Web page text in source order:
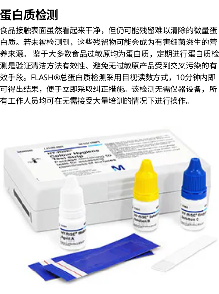
蛋白质检测
食品接触表面虽然看起来干净，但仍可能残留难以清除的微量蛋
白质。若未被检测到，这些残留物可能会成为有害细菌滋生的营
养来源。 鉴于大多数食品过敏原均为蛋白质，定期进行蛋白质检
测是验证清洁方法有效性、避免无过敏原产品受到交叉污染的有
效手段。FLASH®总蛋白质检测采用目视读数方式，10分钟内即
可得出结果，便于立即采取纠正措施。该检测无需仪器设备，所
有工作人员均可在无需接受大量培训的情况下进行操作。